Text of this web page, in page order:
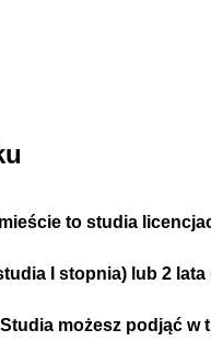
to studia
I stopnia) lub 2
Studia możesz podjąć w